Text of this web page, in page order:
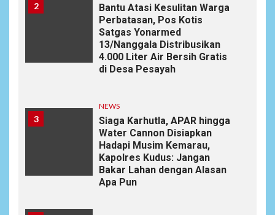
2
Bantu Atasi Kesulitan Warga
Perbatasan, Pos Kotis
Satgas Yonarmed
13/Nanggala Distribusikan
4.000 Liter Air Bersih Gratis
di Desa Pesayah
3
NEWS
Siaga Karhutla, APAR hingga
Water Cannon Disiapkan
Hadapi Musim Kemarau,
Kapolres Kudus: Jangan
Bakar Lahan dengan Alasan
Apa Pun